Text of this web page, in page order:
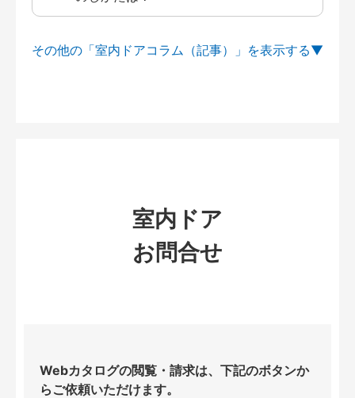
その他の「室内ドアコラム（記事）」を
室内ドア
お問合せ
Webカタログの閲覧・請求は、下記のボタンか
らご依頼いただけます。